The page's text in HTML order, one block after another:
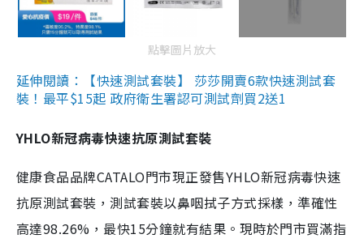
點擊圖片放大
延伸閱讀：【快速測試套裝】 莎莎開賣6款快速測試套
裝！最平$15起 政府衛生署認可測試劑買2送1
YHLO新冠病毒快速抗原測試套裝
健康食品品牌CATALO門市現正發售YHLO新冠病毒快速
抗原測試套裝，測試套裝以鼻咽拭子方式採樣，準確性
高達98.26%，最快15分鐘就有結果。現時於門市買滿指